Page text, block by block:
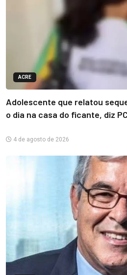
ACRE
Adolescente que relatou
o dia na casa do ficante, diz
4 de agosto de 2026